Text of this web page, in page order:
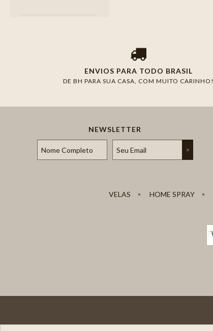
ENVIOS PARA TODO BRASIL
DE BH PARA SUA CASA, COM MUITO CARINHO!
NEWSLETTER
VELAS HOME SPRAY